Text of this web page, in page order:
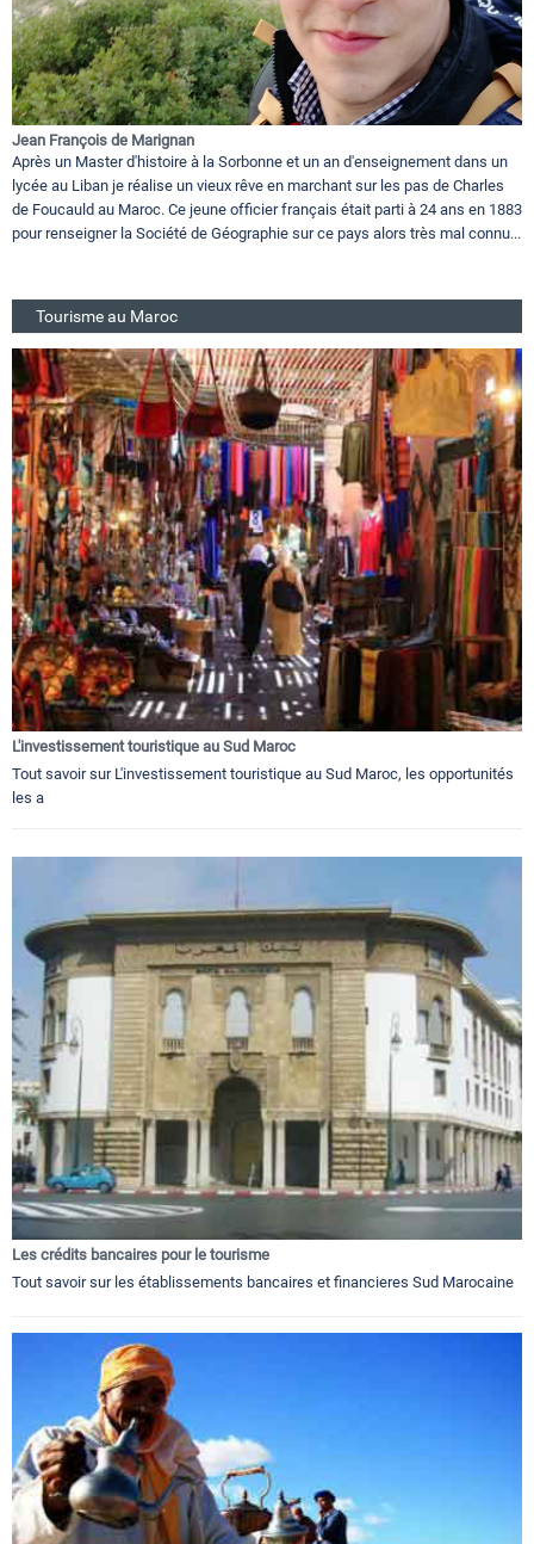
Jean François de Marignan
Après un Master d'histoire à la Sorbonne et un an d'enseignement dans un
lycée au Liban je réalise un vieux rêve en marchant sur les pas de Charles
de Foucauld au Maroc. Ce jeune officier français était parti à 24 ans en 1883
pour renseigner la Société de Géographie sur ce pays alors très mal connu...
Tourisme au Maroc
L'investissement touristique au Sud Maroc
Tout savoir sur L'investissement touristique au Sud Maroc, les opportunités
les a
Les crédits bancaires pour le tourisme
Tout savoir sur les établissements bancaires et financieres Sud Marocaine